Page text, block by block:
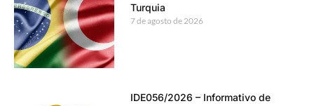
Turquia
7 de agosto de 2026
IDE056/2026 – Informativo de